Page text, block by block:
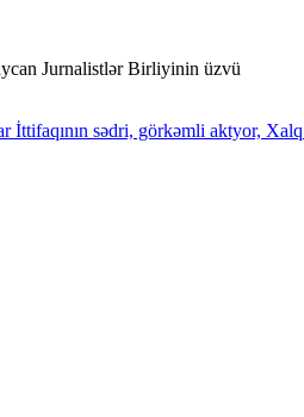
Jurnalistlər Birliyinin üzvü
İttifaqının sədri, görkəmli aktyor,